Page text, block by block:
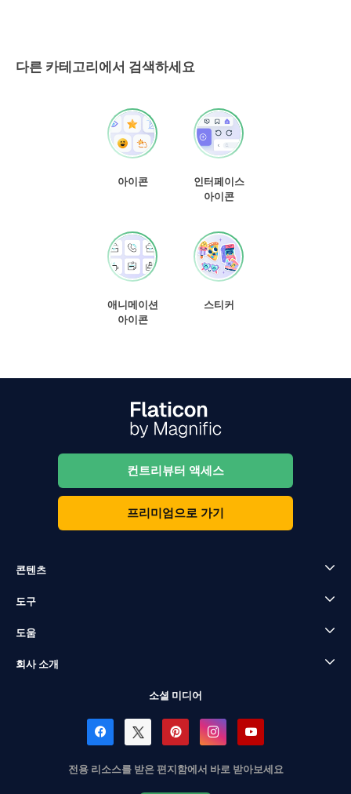
다른 카테고리에서 검색하세요
아이콘
인터페이스
아이콘
애니메이션
아이콘
스티커
컨트리뷰터 액세스
프리미엄으로 가기
콘텐츠
도구
도움
회사 소개
소셜 미디어
전용 리소스를 받은 편지함에서 바로 받아보세요